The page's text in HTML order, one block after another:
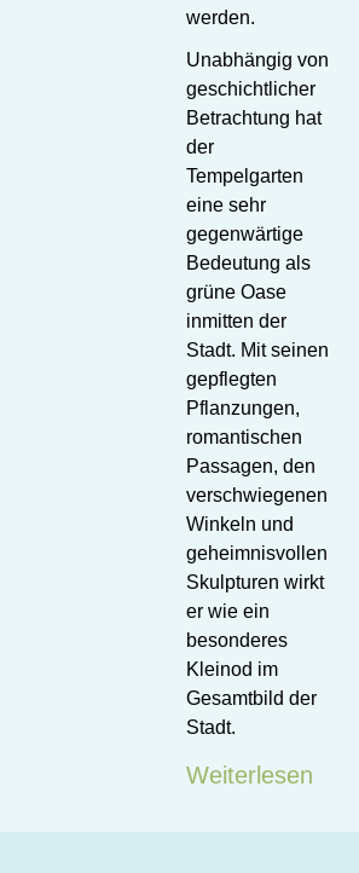
werden.
Unabhängig von
geschichtlicher
Betrachtung hat
der
Tempelgarten
eine sehr
gegenwärtige
Bedeutung als
grüne Oase
inmitten der
Stadt. Mit seinen
gepflegten
Pflanzungen,
romantischen
Passagen, den
verschwiegenen
Winkeln und
geheimnisvollen
Skulpturen wirkt
er wie ein
besonderes
Kleinod im
Gesamtbild der
Stadt.
Weiterlesen